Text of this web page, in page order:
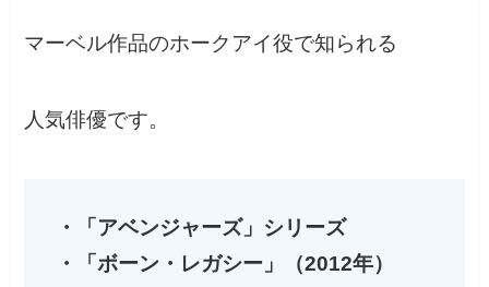
マーベル作品のホークアイ役で知られる
人気俳優です。
・「アベンジャーズ」シリーズ
・「ボーン・レガシー」（2012年）